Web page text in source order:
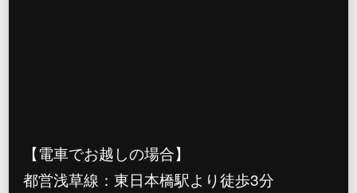
【電車でお越しの場合】
都営浅草線：東日本橋駅より徒歩3分